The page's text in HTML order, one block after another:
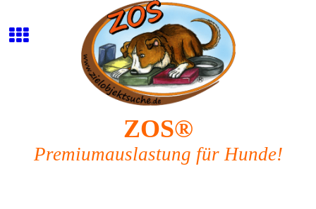
ZOS®
Premiumauslastung für Hunde!